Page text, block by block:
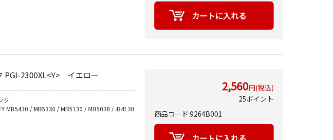
PGI-2300XL<Y> イエロー
ク
MB5430 / MB5330 / MB5130 / MB5030 / iB4130
2,560円(税込)
25ポイント
商品コード:9264B001